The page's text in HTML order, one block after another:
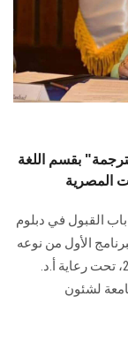
بقسم اللغة
المصرية
القبول في دبلوم
الأول من نوعه
في الجامعات المصرية، للعام الجامعي 2021/2022، تحت رعاية أ.د.
لشئون